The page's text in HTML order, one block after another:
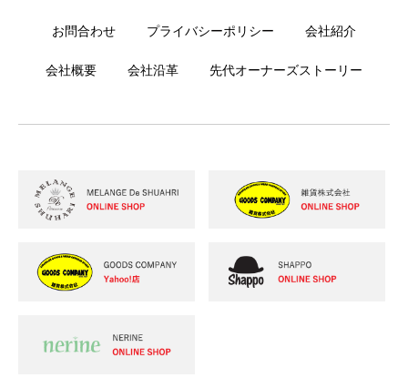
お問合わせ プライバシーポリシー 会社紹介
会社概要 会社沿革 先代オーナーズストーリー